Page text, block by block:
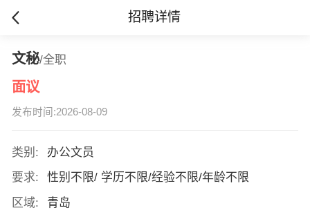
招聘详情
文秘/全职
面议
发布时间:2026-08-09
类别:
办公文员
要求:
性别不限/ 学历不限/经验不限/年龄不限
区域:
青岛